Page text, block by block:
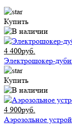
Купить
4 400руб.
Электрошокер-
Купить
4 900руб.
Аэрозольное